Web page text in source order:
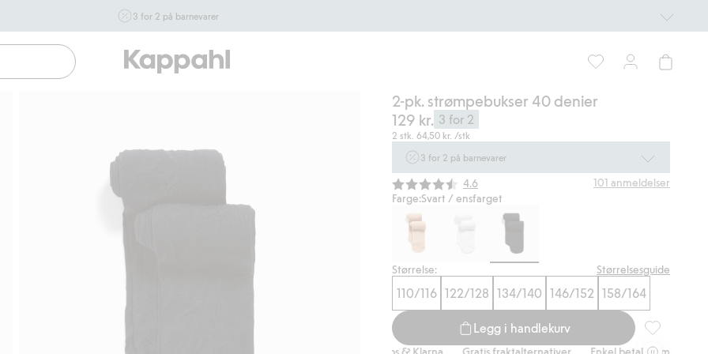
3 for 2 på barnevarer
inngår i tilbudet tom. 17/8 i butikk & online for deg som er
eller blir medlem. Kan ikke kombineres med andre tilbud
eller rabatter.
2-pk. strømpebukser 40 denier
129 kr. 3 for 2
2 stk.64,50 kr. /stk
3 for 2 på barnevarer
Ikke Newbie. Gjelder når du handler 2 eller flere varer som
inngår i tilbudet tom. 17/8 i butikk & online for deg som er
eller blir medlem. Kan ikke kombineres med andre tilbud eller
rabatter.
Handle nå
Gjennomsnittskarakter:
4.6 101 anmeldelser
Farge:Svart / ensfarget
Størrelse: Størrelsesguide
110/116 122/128 134/140 146/152 158/164
Legg i handlekurv
2-pk.